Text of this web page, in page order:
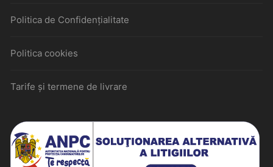
Politica de Confidențialitate
Politica cookies
Tarife și termene de livrare